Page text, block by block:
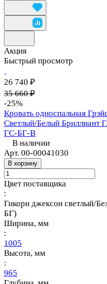
Акция
Быстрый просмотр
26 740 ₽
35 660 ₽
-25%
Кровать односпальная
Светлый/Белый Бриллиант
ГС-БГ-В
В наличии
Арт. 00-00041030
В корзину
Цвет поставщика
:
Гикори джексон светлый/
БГ)
Ширина, мм
:
1005
Высота, мм
:
965